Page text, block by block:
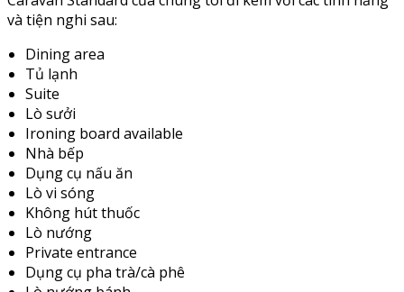
và tiện nghi sau:
Dining area
Tủ lạnh
Suite
Lò sưởi
Ironing board available
Nhà bếp
Dụng cụ nấu ăn
Lò vi sóng
Không hút thuốc
Lò nướng
Private entrance
Dụng cụ pha trà/cà phê